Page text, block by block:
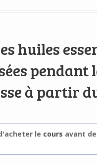
huiles
pendant
à partir
le cours avant